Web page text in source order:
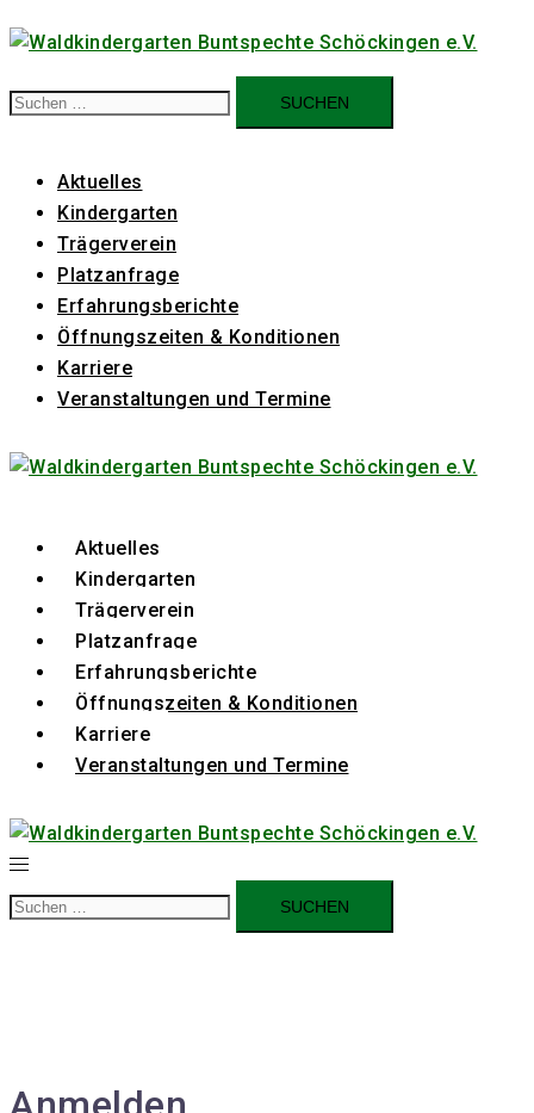
Zum
Inhalt
springen
Suchen
nach:
Aktuelles
Kindergarten
Trägerverein
Platzanfrage
Erfahrungsberichte
Öffnungszeiten & Konditionen
Karriere
Veranstaltungen und Termine
Aktuelles
Kindergarten
Trägerverein
Platzanfrage
Erfahrungsberichte
Öffnungszeiten & Konditionen
Karriere
Veranstaltungen und Termine
Suchen
nach: